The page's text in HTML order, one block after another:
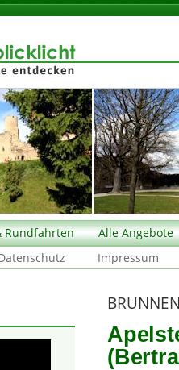
Rundfahrten
Alle Angebote
Impressum